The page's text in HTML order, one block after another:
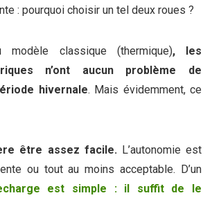
: pourquoi choisir un tel deux roues ?
modèle classique (thermique), les
n’ont aucun problème de
hivernale. Mais évidemment, ce
être assez facile. L’autonomie est
ou tout au moins acceptable. D’un
est simple : il suffit de le